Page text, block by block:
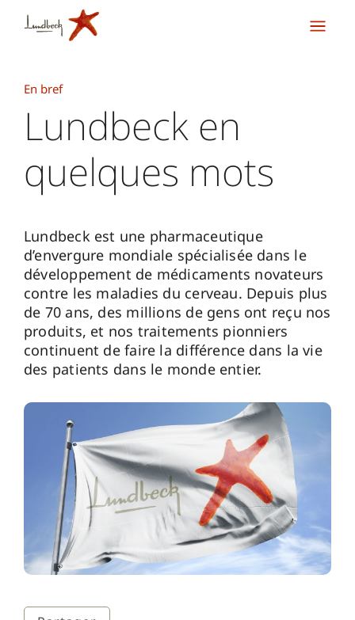
En bref
Lundbeck en
quelques mots
Lundbeck est une pharmaceutique
d’envergure mondiale spécialisée dans le
développement de médicaments novateurs
contre les maladies du cerveau. Depuis plus
de 70 ans, des millions de gens ont reçu nos
produits, et nos traitements pionniers
continuent de faire la différence dans la vie
des patients dans le monde entier.